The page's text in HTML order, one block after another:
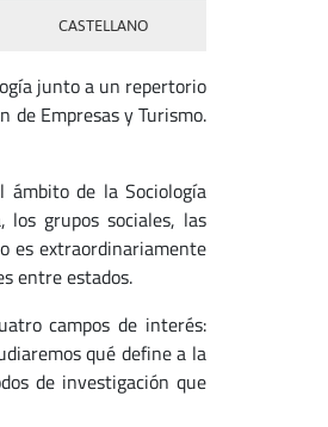
CASTELLANO
junto a un repertorio
de Empresas y Turismo.
ámbito de la Sociología
grupos sociales, las
es extraordinariamente
entre estados.
campos de interés:
qué define a la
de investigación que